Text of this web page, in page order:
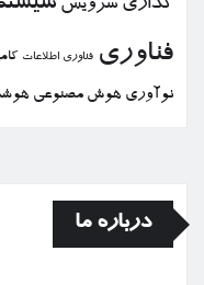
گذاری سرویس
فناوری فناوری اطلاعات
نوآوری هوش مصنوعی
درباره ما